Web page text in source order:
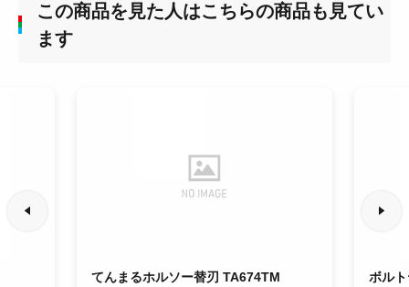
この商品を見た人はこちらの商品も見てい
ます
てんまるホルソー替刃 TA674TM
ボル